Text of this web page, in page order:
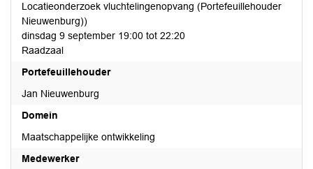
Locatieonderzoek vluchtelingenopvang (Portefeuillehouder
Nieuwenburg))
dinsdag 9 september 19:00 tot 22:20
Raadzaal
Portefeuillehouder
Jan Nieuwenburg
Domein
Maatschappelijke ontwikkeling
Medewerker